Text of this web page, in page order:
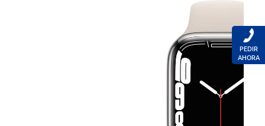
PEDIR
AHORA